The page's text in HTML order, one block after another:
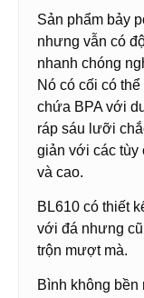
Sản phẩm bảy
nhưng vẫn có
nhanh chóng
Nó có cối có
chứa BPA với
ráp sáu lưỡi
giản với các tùy
và cao.
BL610 có thiết
với đá nhưng
trộn mượt mà.
Bình không